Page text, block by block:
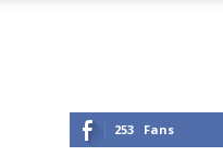
253 Fans